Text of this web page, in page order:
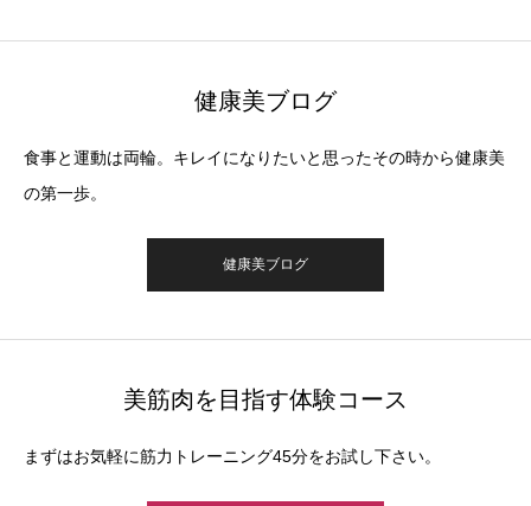
健康美ブログ
食事と運動は両輪。キレイになりたいと思ったその時から健康美
の第一歩。
健康美ブログ
美筋肉を目指す体験コース
まずはお気軽に筋力トレーニング45分をお試し下さい。